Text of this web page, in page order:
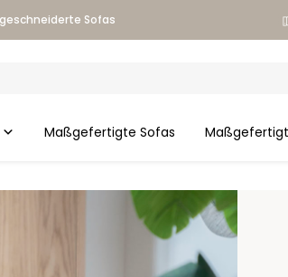
Sofas
Maßgefertigte Sofas